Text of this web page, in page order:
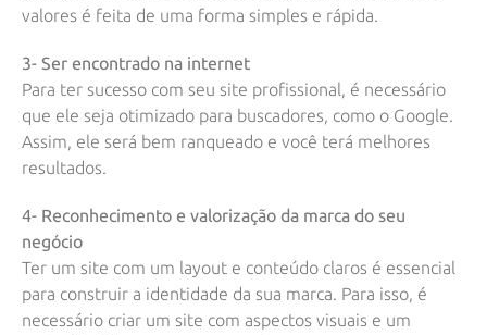
valores é feita de uma forma simples e rápida.
3- Ser encontrado na internet
Para ter sucesso com seu site profissional, é necessário
que ele seja otimizado para buscadores, como o Google.
Assim, ele será bem ranqueado e você terá melhores
resultados.
4- Reconhecimento e valorização da marca do seu
negócio
Ter um site com um layout e conteúdo claros é essencial
para construir a identidade da sua marca. Para isso, é
necessário criar um site com aspectos visuais e um